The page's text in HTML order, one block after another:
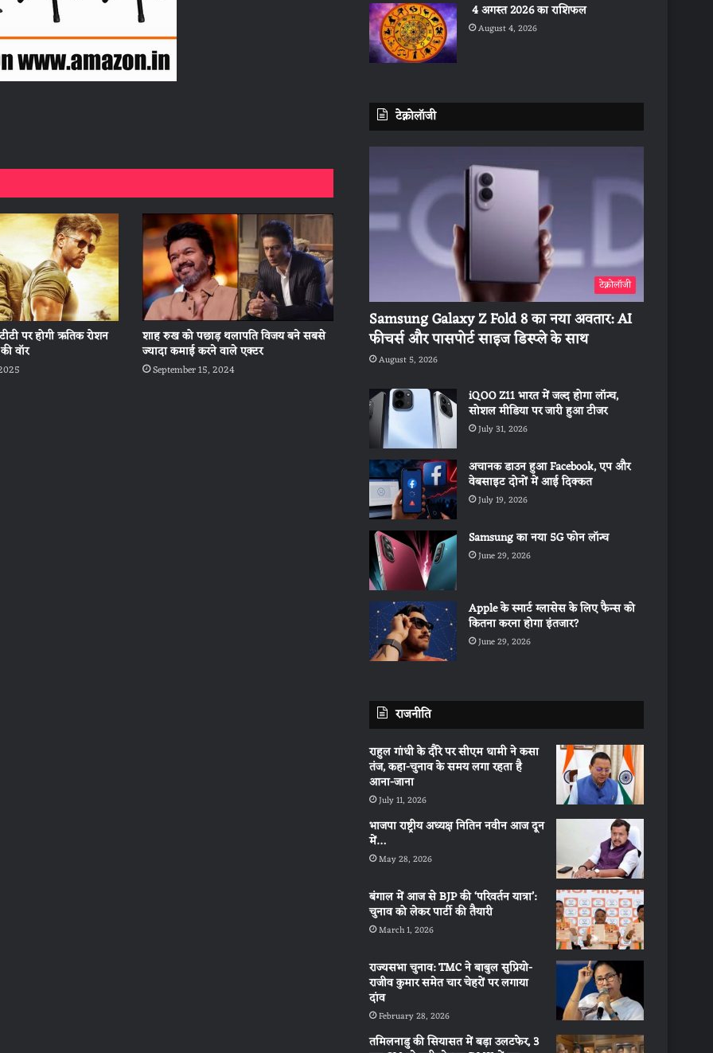
पर होगी ऋतिक रोशन
वॉर
शाह रुख को पछाड़ थलापति विजय बने सबसे
ज्यादा कमाई करने वाले एक्टर
September 15, 2024
4 अगस्त 2026 का राशिफल
August 4, 2026
टेक्नोलॉजी
टेक्नोलॉजी
Samsung Galaxy Z Fold 8 का नया अवतार: AI
फीचर्स और पासपोर्ट साइज डिस्प्ले के साथ
August 5, 2026
iQOO Z11 भारत में जल्द होगा लॉन्च,
सोशल मीडिया पर जारी हुआ टीजर
July 31, 2026
अचानक डाउन हुआ Facebook, एप और
वेबसाइट दोनों में आई दिक्कत
July 19, 2026
Samsung का नया 5G फोन लॉन्च
June 29, 2026
Apple के स्मार्ट ग्लासेस के लिए फैन्स को
कितना करना होगा इंतजार?
June 29, 2026
राजनीति
राहुल गांधी के दौरे पर सीएम धामी ने कसा
तंज, कहा-चुनाव के समय लगा रहता है
आना-जाना
July 11, 2026
भाजपा राष्ट्रीय अध्यक्ष नितिन नवीन आज दून
में…
May 28, 2026
बंगाल में आज से BJP की ‘परिवर्तन यात्रा’:
चुनाव को लेकर पार्टी की तैयारी
March 1, 2026
राज्यसभा चुनाव: TMC ने बाबुल सुप्रियो-
राजीव कुमार समेत चार चेहरों पर लगाया
दांव
February 28, 2026
तमिलनाडु की सियासत में बड़ा उलटफेर, 3